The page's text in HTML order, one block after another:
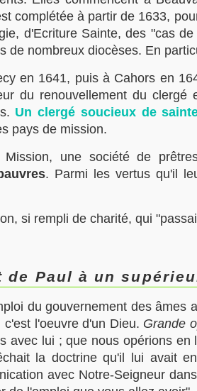
complétée à partir de 1633,
d'Ecriture Sainte, des "cas
de nombreux diocèses. En
en 1641, puis à Cahors en
du renouvellement du
Un clergé soucieux de
pays de mission.
Mission, une société de
. Parmi les vertus qu'il
si rempli de charité, qui
Paul à un
du gouvernement des
l'oeuvre d'un Dieu. Grande
avec lui ; que nous opérions
la doctrine qu'il lui avait
avec Notre-Seigneur